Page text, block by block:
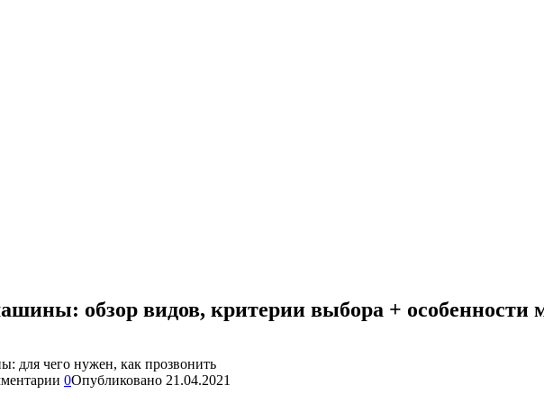
обзор видов, критерии выбора + особенности
0Опубликовано 21.04.2021